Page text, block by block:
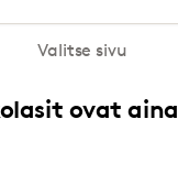
Valitse sivu
ovat